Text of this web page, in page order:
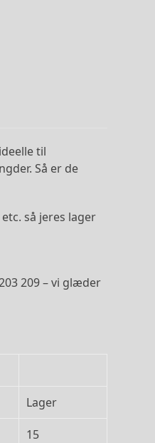
til
Så er de
så jeres lager
209 – vi glæder
Lager
15